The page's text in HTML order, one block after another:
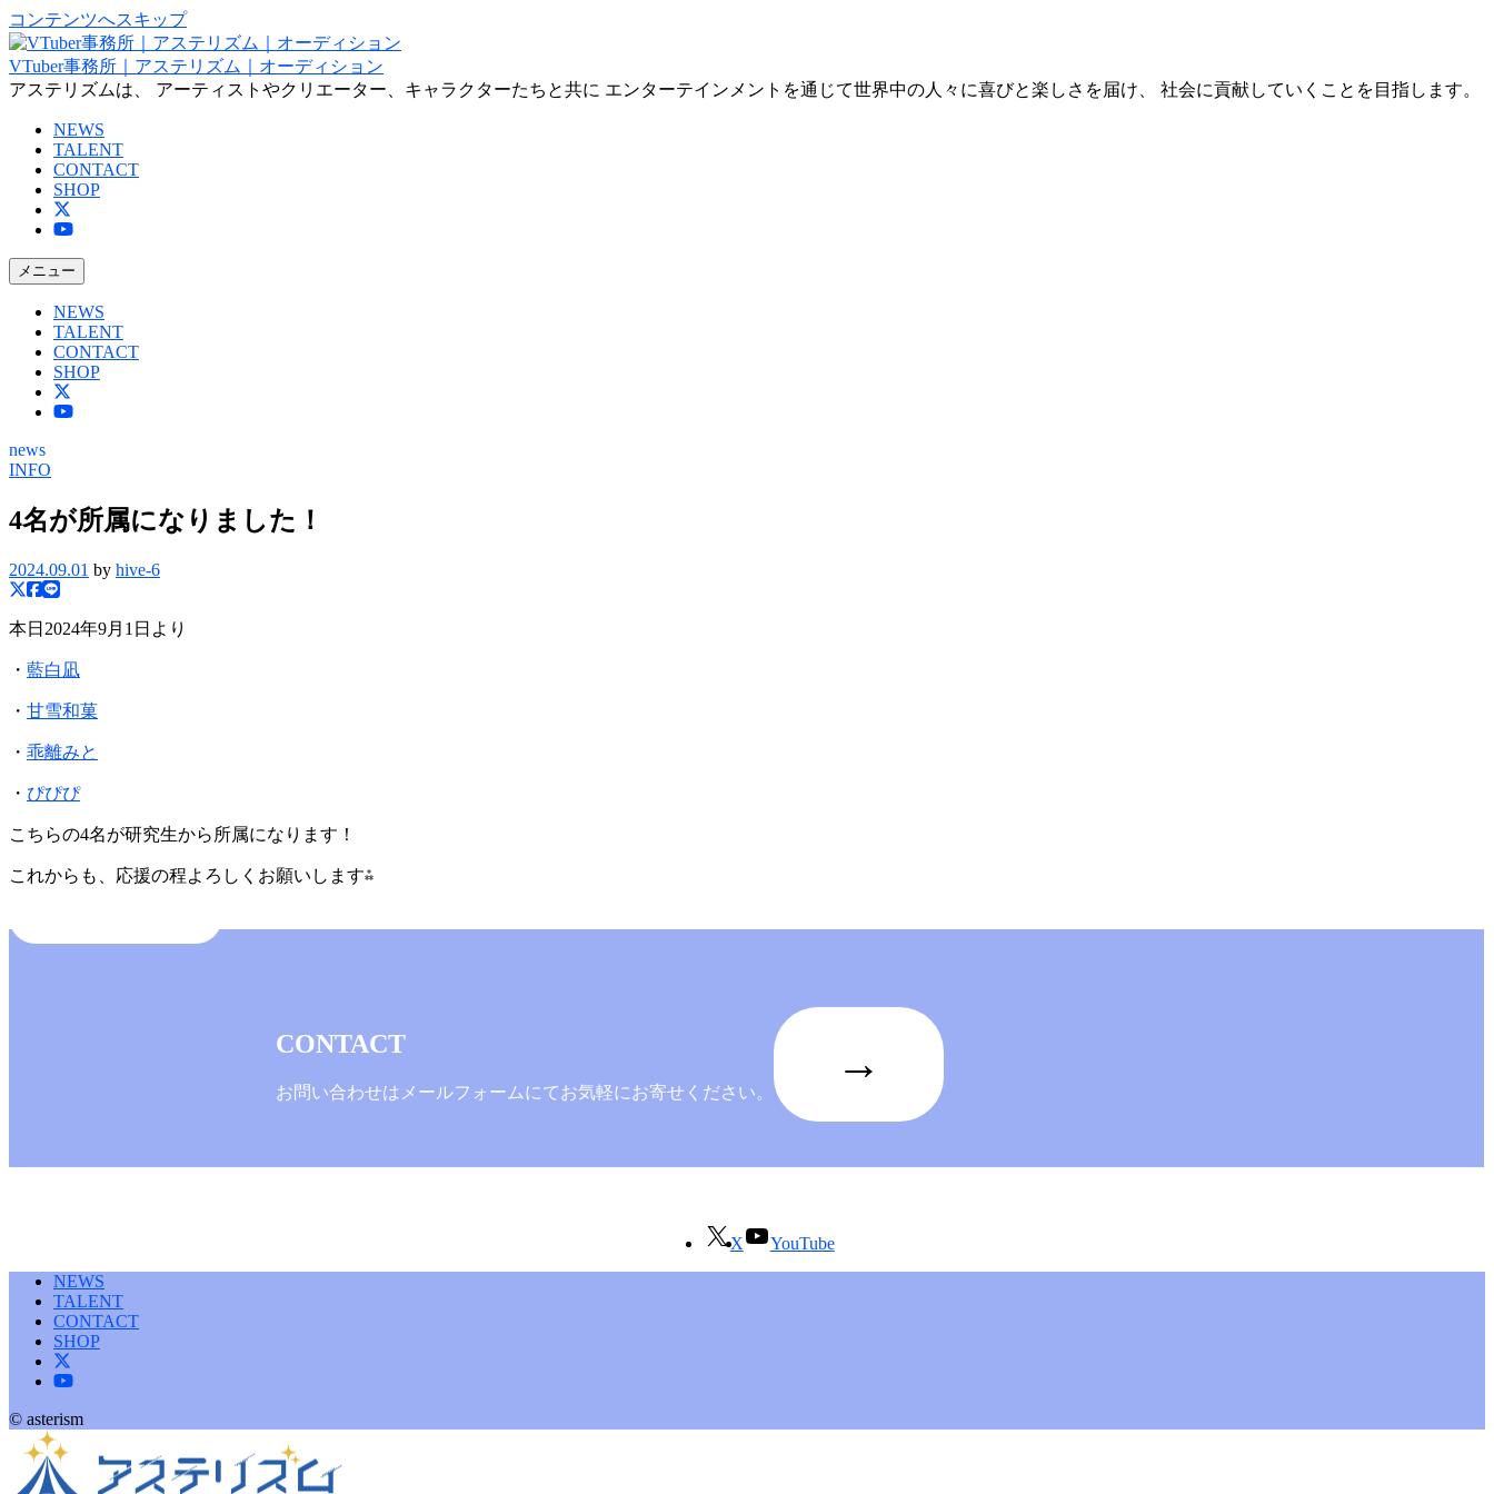
コンテンツへスキップ
VTuber事務所｜アステリズム｜オーディション
アステリズムは、 アーティストやクリエーター、キャラクターたちと共に エンターテインメントを通じて世界中の人々に喜びと楽しさを届け、 社会に貢献していくことを目指します。
NEWS
TALENT
CONTACT
SHOP
メニュー
NEWS
TALENT
CONTACT
SHOP
news
INFO
4名が所属になりました！
2024.09.01 by hive-6
本日2024年9月1日より
・ 藍白凪
・ 甘雪和菓
・ 乖離みと
・ ぴぴぴ
こちらの4名が研究生から所属になります！
これからも、応援の程よろしくお願いします⁂
CONTACT
お問い合わせはメールフォームにてお気軽にお寄せください。
→
X
YouTube
NEWS
TALENT
CONTACT
SHOP
© asterism